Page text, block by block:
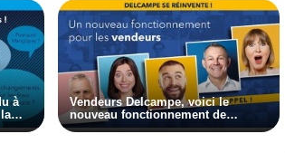
à
Vendeurs Delcampe, voici le
nouveau fonctionnement de
Delcampe !